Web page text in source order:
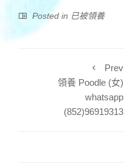
Posted in 已被領養
Prev
領養 Poodle (女)
whatsapp
(852)96919313